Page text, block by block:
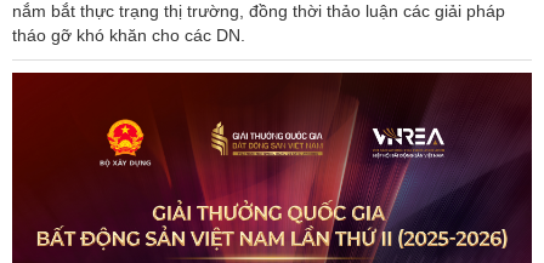
nắm bắt thực trạng thị trường, đồng thời thảo luận các giải pháp
tháo gỡ khó khăn cho các DN.